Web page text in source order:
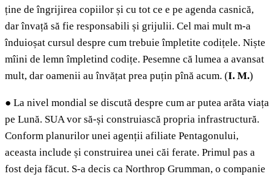
ține de îngrijirea copiilor și cu tot ce e pe agenda casnică,
dar învață să fie responsabili și grijulii. Cel mai mult m-a
înduioșat cursul despre cum trebuie împletite codițele. Niște
mîini de lemn împletind codițe. Pesemne că lumea a avansat
mult, dar oamenii au învățat prea puțin pînă acum. (I. M.)
● La nivel mondial se discută despre cum ar putea arăta viața
pe Lună. SUA vor să-și construiască propria infrastructură.
Conform planurilor unei agenții afiliate Pentagonului,
aceasta include și construirea unei căi ferate. Primul pas a
fost deja făcut. S-a decis ca Northrop Grumman, o companie